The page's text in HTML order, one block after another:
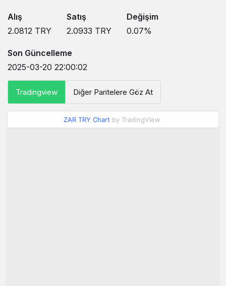
Alış
2.0812 TRY
Satış
2.0933 TRY
Değişim
0.07%
Son Güncelleme
2025-03-20 22:00:02
Tradingview Diğer Paritelere Göz At
ZAR TRY Chart by TradingView